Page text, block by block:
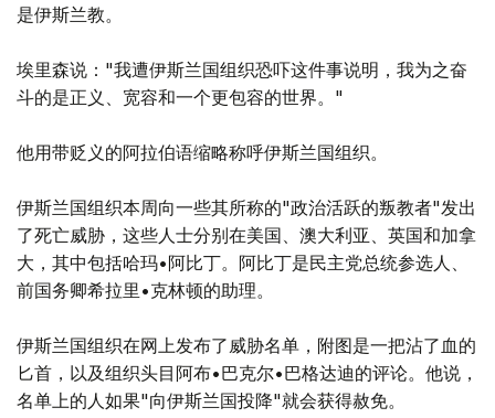
是伊斯兰教。
埃里森说："我遭伊斯兰国组织恐吓这件事说明，我为之奋
斗的是正义、宽容和一个更包容的世界。"
他用带贬义的阿拉伯语缩略称呼伊斯兰国组织。
伊斯兰国组织本周向一些其所称的"政治活跃的叛教者"发出
了死亡威胁，这些人士分别在美国、澳大利亚、英国和加拿
大，其中包括哈玛•阿比丁。阿比丁是民主党总统参选人、
前国务卿希拉里•克林顿的助理。
伊斯兰国组织在网上发布了威胁名单，附图是一把沾了血的
匕首，以及组织头目阿布•巴克尔•巴格达迪的评论。他说，
名单上的人如果"向伊斯兰国投降"就会获得赦免。